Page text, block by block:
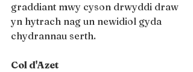
graddiant mwy cyson drwyddi draw
yn hytrach nag un newidiol gyda
chydrannau serth.
Col d'Azet